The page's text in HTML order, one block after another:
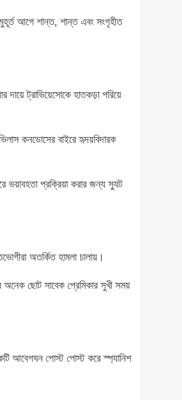
মুহূর্ত আগে শান্ত, শান্ত এবং সংগৃহীত
দায়ে ট্রাভিয়েসোকে হাতকড়া পরিয়ে
ভিলাস কনডোসের বাইরে হৃদয়বিদারক
ভয়াবহতা প্রক্রিয়া করার জন্য স্যুট
অতর্কিত হামলা চালায়।
অনেক ছোট সাবেক প্রেমিকার সুখী সময়
আবেগঘন পোস্ট পোস্ট করে স্প্যানিশ